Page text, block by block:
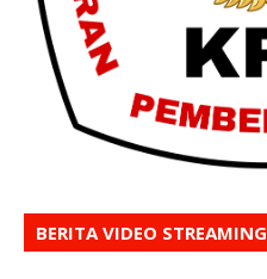
BERITA VIDEO STREAMING